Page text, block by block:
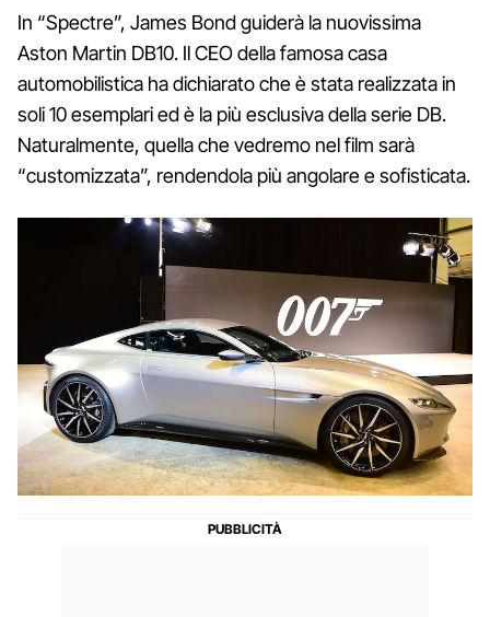
In “Spectre”, James Bond guiderà la nuovissima
Aston Martin DB10. Il CEO della famosa casa
automobilistica ha dichiarato che è stata realizzata in
soli 10 esemplari ed è la più esclusiva della serie DB.
Naturalmente, quella che vedremo nel film sarà
“customizzata”, rendendola più angolare e sofisticata.